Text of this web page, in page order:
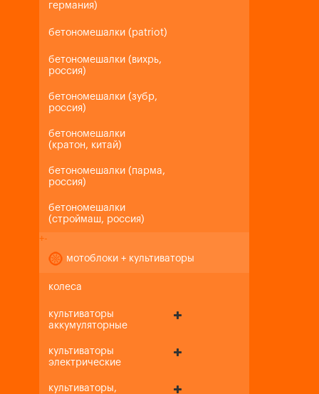
германия)
бетономешалки (patriot)
бетономешалки (вихрь,
россия)
бетономешалки (зубр,
россия)
бетономешалки
(кратон, китай)
бетономешалки (парма,
россия)
бетономешалки
(строймаш, россия)
+-
мотоблоки + культиваторы
колеса
культиваторы
аккумуляторные
культиваторы
электрические
культиваторы,